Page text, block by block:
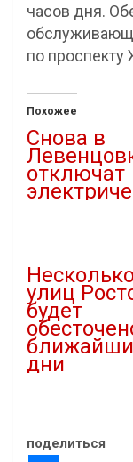
часов дня.
по проспекту
Похожее
Снова в
отключат
улиц
будет
дни
поделиться